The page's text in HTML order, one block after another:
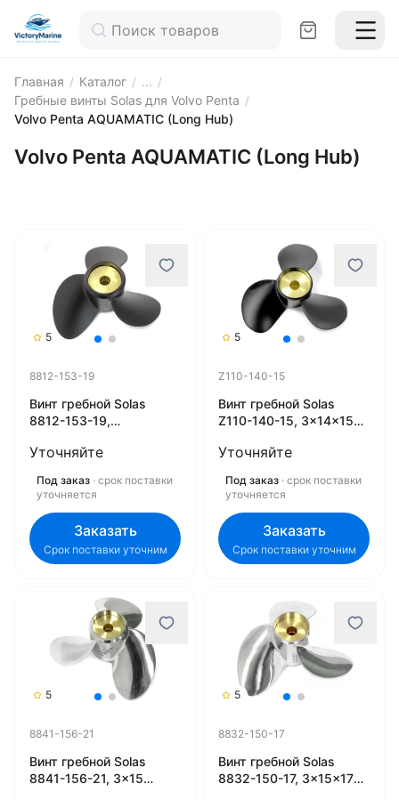
Главная / Каталог / ... /
Гребные винты Solas для Volvo Penta /
Volvo Penta AQUAMATIC (Long Hub)
Volvo Penta AQUAMATIC (Long Hub)
5
8812-153-19
Винт гребной Solas
8812-153-19,
Уточняйте
Под заказ · срок поставки
уточняется
Заказать
Срок поставки уточним
5
Z110-140-15
Винт гребной Solas
Z110-140-15, 3x14x15
Уточняйте
Под заказ · срок поставки
уточняется
Заказать
Срок поставки уточним
5
8841-156-21
Винт гребной Solas
8841-156-21, 3x15
5
8832-150-17
Винт гребной Solas
8832-150-17, 3x15x17